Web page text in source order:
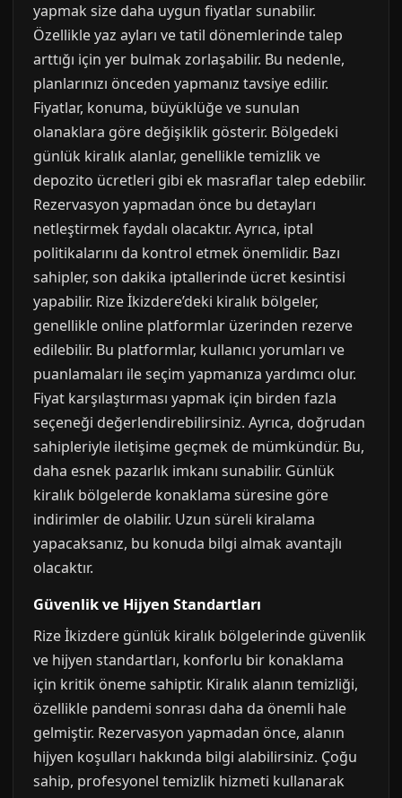
yapmak size daha uygun fiyatlar sunabilir.
Özellikle yaz ayları ve tatil dönemlerinde talep
arttığı için yer bulmak zorlaşabilir. Bu nedenle,
planlarınızı önceden yapmanız tavsiye edilir.
Fiyatlar, konuma, büyüklüğe ve sunulan
olanaklara göre değişiklik gösterir. Bölgedeki
günlük kiralık alanlar, genellikle temizlik ve
depozito ücretleri gibi ek masraflar talep edebilir.
Rezervasyon yapmadan önce bu detayları
netleştirmek faydalı olacaktır. Ayrıca, iptal
politikalarını da kontrol etmek önemlidir. Bazı
sahipler, son dakika iptallerinde ücret kesintisi
yapabilir. Rize İkizdere’deki kiralık bölgeler,
genellikle online platformlar üzerinden rezerve
edilebilir. Bu platformlar, kullanıcı yorumları ve
puanlamaları ile seçim yapmanıza yardımcı olur.
Fiyat karşılaştırması yapmak için birden fazla
seçeneği değerlendirebilirsiniz. Ayrıca, doğrudan
sahipleriyle iletişime geçmek de mümkündür. Bu,
daha esnek pazarlık imkanı sunabilir. Günlük
kiralık bölgelerde konaklama süresine göre
indirimler de olabilir. Uzun süreli kiralama
yapacaksanız, bu konuda bilgi almak avantajlı
olacaktır.
Güvenlik ve Hijyen Standartları
Rize İkizdere günlük kiralık bölgelerinde güvenlik
ve hijyen standartları, konforlu bir konaklama
için kritik öneme sahiptir. Kiralık alanın temizliği,
özellikle pandemi sonrası daha da önemli hale
gelmiştir. Rezervasyon yapmadan önce, alanın
hijyen koşulları hakkında bilgi alabilirsiniz. Çoğu
sahip, profesyonel temizlik hizmeti kullanarak